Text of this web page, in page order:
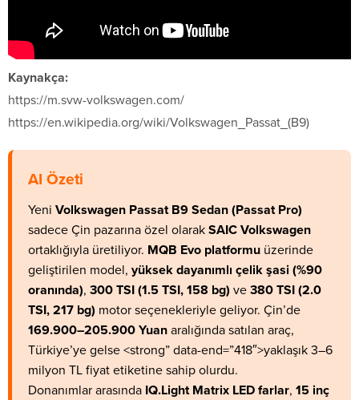
Kaynakça:
https://m.svw-volkswagen.com/
https://en.wikipedia.org/wiki/Volkswagen_Passat_(B9)
AI Özeti
Yeni Volkswagen Passat B9 Sedan (Passat Pro)
sadece Çin pazarına özel olarak SAIC Volkswagen
ortaklığıyla üretiliyor. MQB Evo platformu üzerinde
geliştirilen model, yüksek dayanımlı çelik şasi (%90
oranında), 300 TSI (1.5 TSI, 158 bg) ve 380 TSI (2.0
TSI, 217 bg) motor seçenekleriyle geliyor. Çin’de
169.900–205.900 Yuan aralığında satılan araç,
Türkiye’ye gelse <strong” data-end=”418″>yaklaşık 3–6
milyon TL fiyat etiketine sahip olurdu.
Donanımlar arasında IQ.Light Matrix LED farlar, 15 inç